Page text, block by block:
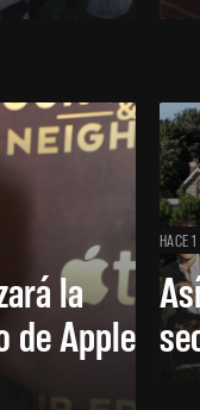
la
de Apple
HACE